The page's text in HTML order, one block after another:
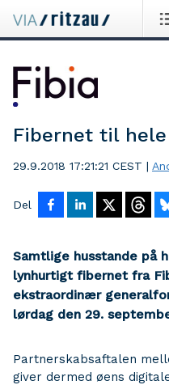
Fibernet til hele
29.9.2018 17:21:21 CEST |
Del
Samtlige husstande på
lynhurtigt fibernet fra
ekstraordinær
lørdag den 29.
Partnerskabsaftalen
giver dermed øens